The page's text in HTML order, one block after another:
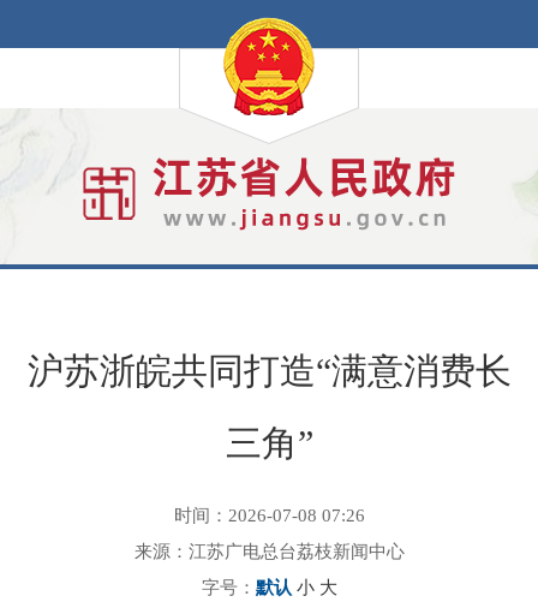
沪苏浙皖共同打造“满意消费长
三角”
时间：2026-07-08 07:26
来源：江苏广电总台荔枝新闻中心
字号： 默认 小 大